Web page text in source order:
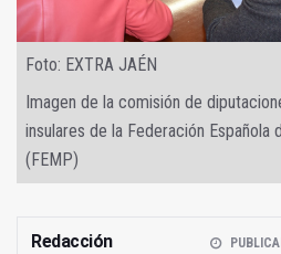
Foto: EXTRA JAÉN
Imagen de la comisión de
insulares de la Federación Española
(FEMP)
Redacción